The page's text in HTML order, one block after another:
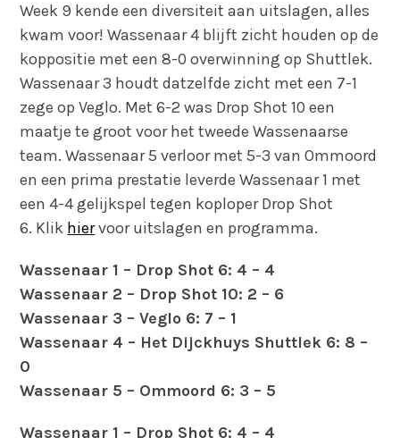
Week 9 kende een diversiteit aan uitslagen, alles
kwam voor! Wassenaar 4 blijft zicht houden op de
koppositie met een 8-0 overwinning op Shuttlek.
Wassenaar 3 houdt datzelfde zicht met een 7-1
zege op Veglo. Met 6-2 was Drop Shot 10 een
maatje te groot voor het tweede Wassenaarse
team. Wassenaar 5 verloor met 5-3 van Ommoord
en een prima prestatie leverde Wassenaar 1 met
een 4-4 gelijkspel tegen koploper Drop Shot
6. Klik hiervoor uitslagen en programma.
Wassenaar 1 – Drop Shot 6: 4 – 4
Wassenaar 2 – Drop Shot 10: 2 – 6
Wassenaar 3 – Veglo 6: 7 – 1
Wassenaar 4 – Het Dijckhuys Shuttlek 6: 8 –
0
Wassenaar 5 – Ommoord 6: 3 – 5
Wassenaar 1 – Drop Shot 6: 4 – 4